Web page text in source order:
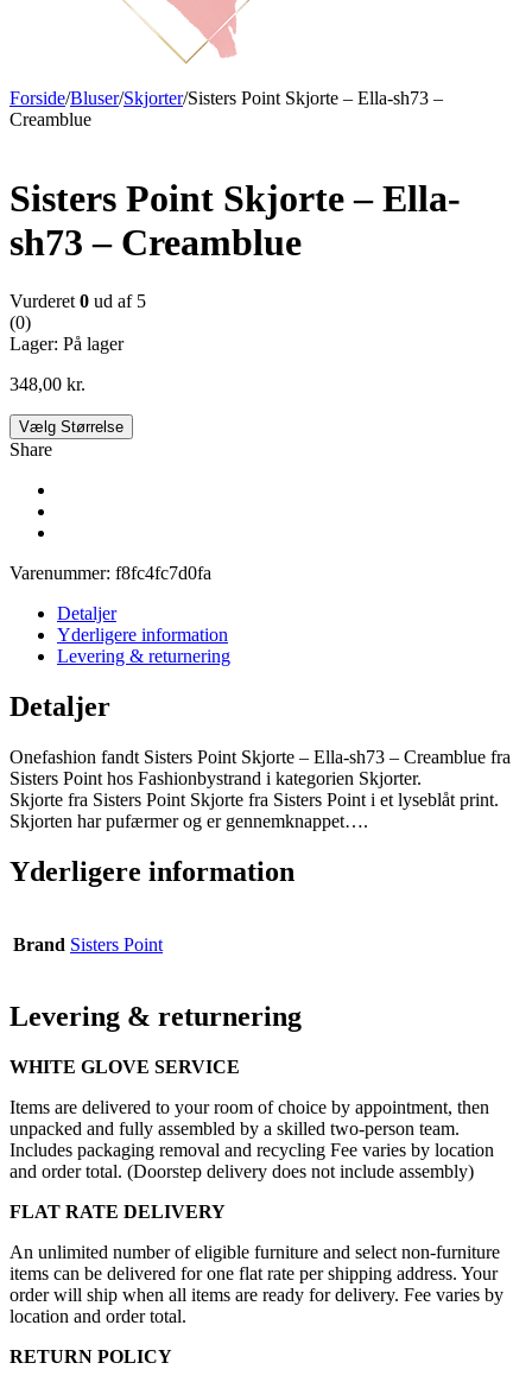
Forside/Bluser/Skjorter/Sisters Point Skjorte – Ella-sh73 –
Creamblue
Sisters Point Skjorte – Ella-
sh73 – Creamblue
Vurderet 0 ud af 5
(0)
Lager: På lager
348,00 kr.
Vælg Størrelse
Share
Varenummer: f8fc4fc7d0fa
Detaljer
Yderligere information
Levering & returnering
Detaljer
Onefashion fandt Sisters Point Skjorte – Ella-sh73 – Creamblue fra
Sisters Point hos Fashionbystrand i kategorien Skjorter.
Skjorte fra Sisters Point Skjorte fra Sisters Point i et lyseblåt print.
Skjorten har pufærmer og er gennemknappet….
Yderligere information
Brand Sisters Point
Levering & returnering
WHITE GLOVE SERVICE
Items are delivered to your room of choice by appointment, then
unpacked and fully assembled by a skilled two-person team.
Includes packaging removal and recycling Fee varies by location
and order total. (Doorstep delivery does not include assembly)
FLAT RATE DELIVERY
An unlimited number of eligible furniture and select non-furniture
items can be delivered for one flat rate per shipping address. Your
order will ship when all items are ready for delivery. Fee varies by
location and order total.
RETURN POLICY